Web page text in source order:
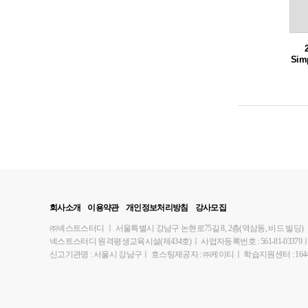
일
회사소개 이용약관 개인정보처리방침 강사모집
㈜넥스트스터디 ㅣ 서울특별시 강남구 논현로75길 8, 2층(역삼동, 비드 빌딩)
넥스트스터디 원격평생교육시설(제434호)ㅣ 사업자등록번호 : 561-81-03379ㅣ
신고기관명 : 서울시 강남구 ㅣ 호스팅제공자 : ㈜케이티 ㅣ 학습지원센터 :